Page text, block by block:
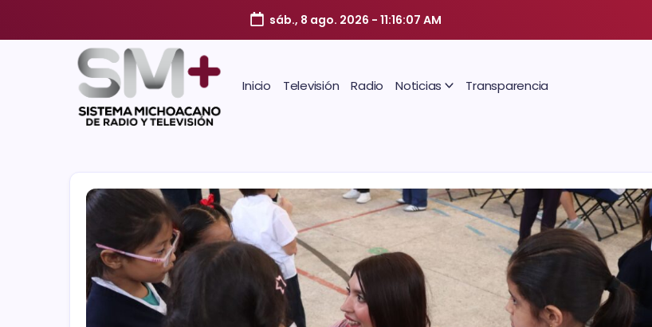
sáb., 8 ago. 2026 - 11:16:08 AM
Inicio Televisión Radio Noticias Transparencia